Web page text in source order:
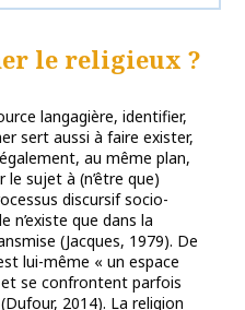
le religieux ?
langagière, identifier,
sert aussi à faire exister,
au même plan,
le sujet à (n’être que)
discursif socio-
n’existe que dans la
(Jacques, 1979). De
lui-même « un espace
se confrontent parfois
2014). La religion